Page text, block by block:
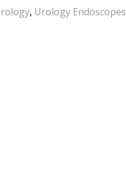
, Urology Endoscopes